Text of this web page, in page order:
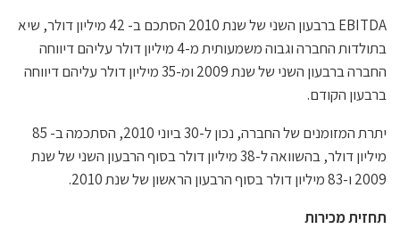
EBITDA ברבעון השני של שנת 2010 הסתכם ב- 42 מיליון דולר, שיא
בתולדות החברה וגבוה משמעותית מ-4 מיליון דולר עליהם דיווחה
החברה ברבעון השני של שנת 2009 ומ-35 מיליון דולר עליהם דיווחה
ברבעון הקודם.
יתרת המזומנים של החברה, נכון ל-30 ביוני 2010, הסתכמה ב- 85
מיליון דולר, בהשוואה ל-38 מיליון דולר בסוף הרבעון השני של שנת
2009 ו-83 מיליון דולר בסוף הרבעון הראשון של שנת 2010.
תחזית מכירות